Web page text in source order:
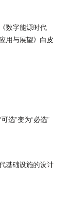
数字能源时代
用与展望》白皮
选”变为“必选”
基础设施的设计